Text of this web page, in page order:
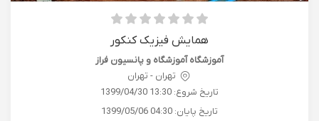
همایش فیزیک کنکور
آموزشگاه آموزشگاه و پانسیون فراز
تهران - تهران
تاریخ شروع: 1399/04/30 13:30
تاریخ پایان: 1399/05/06 04:30